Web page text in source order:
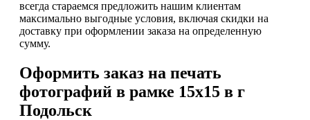
всегда стараемся предложить нашим клиентам
максимально выгодные условия, включая скидки на
доставку при оформлении заказа на определенную
сумму.
Оформить заказ на печать
фотографий в рамке 15х15 в г
Подольск